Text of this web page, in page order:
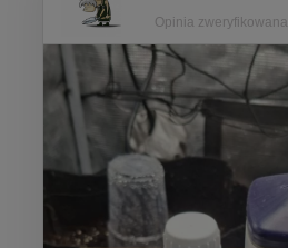
Opinia zweryfikowana